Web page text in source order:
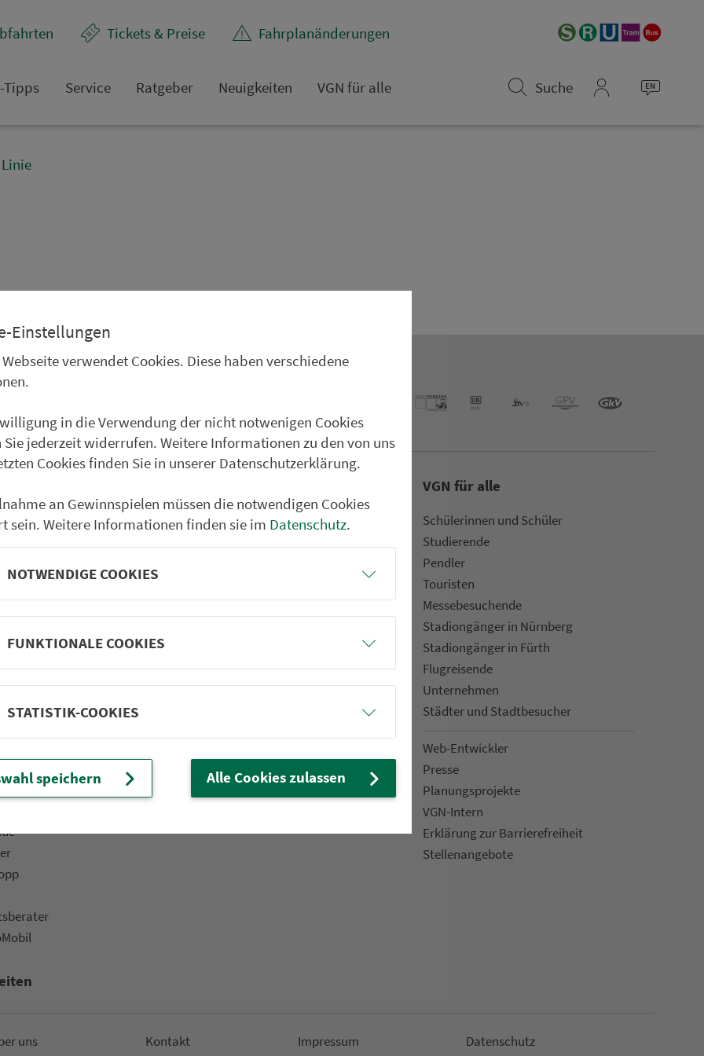
Tickets & Preise Fahr­plan­ände­rungen
Tipps Service Rat­ge­ber Neuigkeiten VGN für alle
Suche
Linie
1.100 Linien.
Partner im VGN
Städtetouren
Genusstouren
Fahrplan & Tickets«
Versand
Rat­ge­ber
Fahr­rad­mit­nah­me
VGN für alle
Schülerinnen und Schüler
Stu­die­rende
Pendler
Touristen
Mes­se­be­suchende
Sta­di­on­gän­ger in Nürn­berg
Sta­di­on­gän­ger in Fürth
Flug­rei­sen­de
Un­ter­neh­men
Städter und Stadt­be­su­cher
Web-Entwickler
Presse
Pla­nungs­pro­jekte
VGN-Intern
Erklärung zur Bar­ri­e­re­frei­heit
Stellenan­ge­bote
uns Kon­takt Impressum Da­ten­schutz
Einstellungen
Webseite verwendet Cookies. Diese haben verschiedene
in die Verwendung der nicht notwenigen Cookies
Sie jederzeit widerrufen. Weitere Informationen zu den von uns
Cookies finden Sie in unserer Datenschutzerklärung.
an Gewinnspielen müssen die notwendigen Cookies
sein. Weitere Informationen finden sie im Datenschutz.
NOTWENDIGE COOKIES
FUNKTIONALE COOKIES
STATISTIK-COOKIES
speichern Alle Cookies zulassen